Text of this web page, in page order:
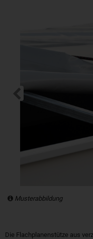
Musterabbildung
Die Flachplanenstütze aus